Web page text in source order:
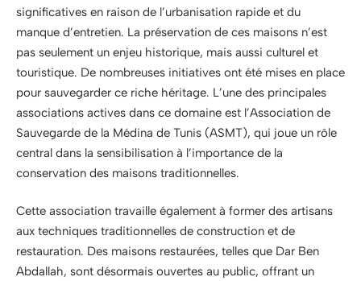
significatives en raison de l’urbanisation rapide et du
manque d’entretien. La préservation de ces maisons n’est
pas seulement un enjeu historique, mais aussi culturel et
touristique. De nombreuses initiatives ont été mises en place
pour sauvegarder ce riche héritage. L’une des principales
associations actives dans ce domaine est l’Association de
Sauvegarde de la Médina de Tunis (ASMT), qui joue un rôle
central dans la sensibilisation à l’importance de la
conservation des maisons traditionnelles.
Cette association travaille également à former des artisans
aux techniques traditionnelles de construction et de
restauration. Des maisons restaurées, telles que Dar Ben
Abdallah, sont désormais ouvertes au public, offrant un